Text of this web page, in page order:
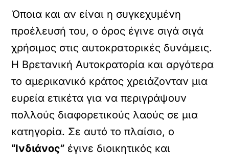
Όποια και αν είναι η συγκεχυμένη
προέλευσή του, ο όρος έγινε σιγά σιγά
χρήσιμος στις αυτοκρατορικές δυνάμεις.
Η Βρετανική Αυτοκρατορία και αργότερα
το αμερικανικό κράτος χρειάζονταν μια
ευρεία ετικέτα για να περιγράψουν
πολλούς διαφορετικούς λαούς σε μια
κατηγορία. Σε αυτό το πλαίσιο, ο
“Ινδιάνος” έγινε διοικητικός και